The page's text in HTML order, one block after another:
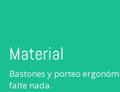
Material
Bastones y porteo
falte nada.